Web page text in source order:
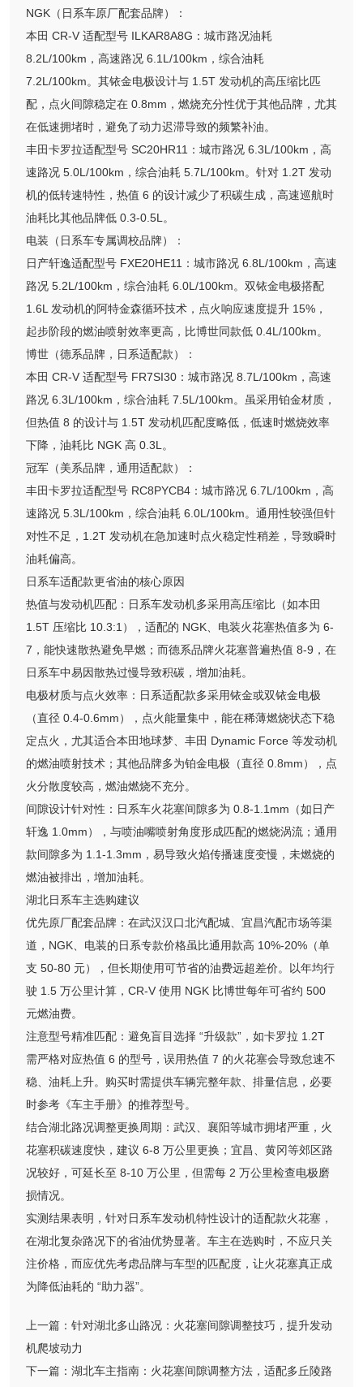
NGK（日系车原厂配套品牌）：
本田 CR-V 适配型号 ILKAR8A8G：城市路况油耗
8.2L/100km，高速路况 6.1L/100km，综合油耗
7.2L/100km。其铱金电极设计与 1.5T 发动机的高压缩比匹
配，点火间隙稳定在 0.8mm，燃烧充分性优于其他品牌，尤其
在低速拥堵时，避免了动力迟滞导致的频繁补油。
丰田卡罗拉适配型号 SC20HR11：城市路况 6.3L/100km，高
速路况 5.0L/100km，综合油耗 5.7L/100km。针对 1.2T 发动
机的低转速特性，热值 6 的设计减少了积碳生成，高速巡航时
油耗比其他品牌低 0.3-0.5L。
电装（日系车专属调校品牌）：
日产轩逸适配型号 FXE20HE11：城市路况 6.8L/100km，高速
路况 5.2L/100km，综合油耗 6.0L/100km。双铱金电极搭配
1.6L 发动机的阿特金森循环技术，点火响应速度提升 15%，
起步阶段的燃油喷射效率更高，比博世同款低 0.4L/100km。
博世（德系品牌，日系适配款）：
本田 CR-V 适配型号 FR7SI30：城市路况 8.7L/100km，高速
路况 6.3L/100km，综合油耗 7.5L/100km。虽采用铂金材质，
但热值 8 的设计与 1.5T 发动机匹配度略低，低速时燃烧效率
下降，油耗比 NGK 高 0.3L。
冠军（美系品牌，通用适配款）：
丰田卡罗拉适配型号 RC8PYCB4：城市路况 6.7L/100km，高
速路况 5.3L/100km，综合油耗 6.0L/100km。通用性较强但针
对性不足，1.2T 发动机在急加速时点火稳定性稍差，导致瞬时
油耗偏高。
日系车适配款更省油的核心原因
热值与发动机匹配：日系车发动机多采用高压缩比（如本田
1.5T 压缩比 10.3:1），适配的 NGK、电装火花塞热值多为 6-
7，能快速散热避免早燃；而德系品牌火花塞普遍热值 8-9，在
日系车中易因散热过慢导致积碳，增加油耗。
电极材质与点火效率：日系适配款多采用铱金或双铱金电极
（直径 0.4-0.6mm），点火能量集中，能在稀薄燃烧状态下稳
定点火，尤其适合本田地球梦、丰田 Dynamic Force 等发动机
的燃油喷射技术；其他品牌多为铂金电极（直径 0.8mm），点
火分散度较高，燃油燃烧不充分。
间隙设计针对性：日系车火花塞间隙多为 0.8-1.1mm（如日产
轩逸 1.0mm），与喷油嘴喷射角度形成匹配的燃烧涡流；通用
款间隙多为 1.1-1.3mm，易导致火焰传播速度变慢，未燃烧的
燃油被排出，增加油耗。
湖北日系车主选购建议
优先原厂配套品牌：在武汉汉口北汽配城、宜昌汽配市场等渠
道，NGK、电装的日系专款价格虽比通用款高 10%-20%（单
支 50-80 元），但长期使用可节省的油费远超差价。以年均行
驶 1.5 万公里计算，CR-V 使用 NGK 比博世每年可省约 500
元燃油费。
注意型号精准匹配：避免盲目选择 “升级款”，如卡罗拉 1.2T
需严格对应热值 6 的型号，误用热值 7 的火花塞会导致怠速不
稳、油耗上升。购买时需提供车辆完整年款、排量信息，必要
时参考《车主手册》的推荐型号。
结合湖北路况调整更换周期：武汉、襄阳等城市拥堵严重，火
花塞积碳速度快，建议 6-8 万公里更换；宜昌、黄冈等郊区路
况较好，可延长至 8-10 万公里，但需每 2 万公里检查电极磨
损情况。
实测结果表明，针对日系车发动机特性设计的适配款火花塞，
在湖北复杂路况下的省油优势显著。车主在选购时，不应只关
注价格，而应优先考虑品牌与车型的匹配度，让火花塞真正成
为降低油耗的 “助力器”。
上一篇： 针对湖北多山路况：火花塞间隙调整技巧，提升发动
机爬坡动力
下一篇： 湖北车主指南：火花塞间隙调整方法，适配多丘陵路